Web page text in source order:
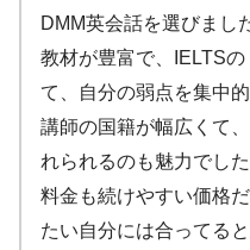
DMM英会話を選びまし
教材が豊富で、IELTS
て、自分の弱点を集中
講師の国籍が幅広くて
れられるのも魅力でした
料金も続けやすい価格
たい自分には合ってる